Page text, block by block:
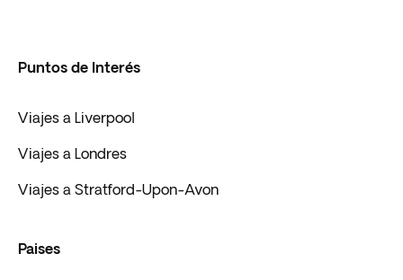
Puntos de Interés
Viajes a Liverpool
Viajes a Londres
Viajes a Stratford-Upon-Avon
Paises